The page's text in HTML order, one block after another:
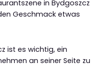
in Bydgoszcz
Geschmack etwas
ist es wichtig, ein
an seiner Seite zu